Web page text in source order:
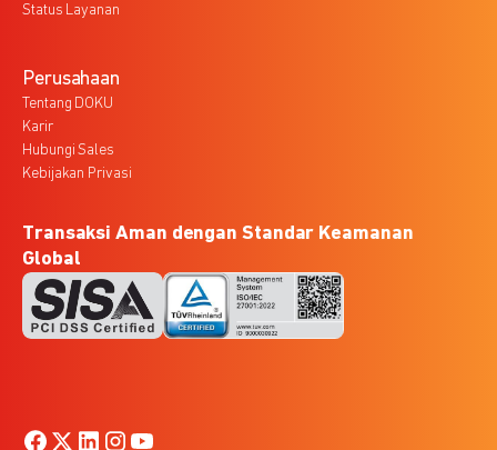
Status Layanan
Perusahaan
Tentang DOKU
Karir
Hubungi Sales
Kebijakan Privasi
Transaksi Aman dengan Standar Keamanan
Global